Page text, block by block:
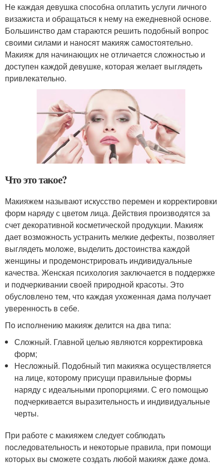
Не каждая девушка способна оплатить услуги личного
визажиста и обращаться к нему на ежедневной основе.
Большинство дам стараются решить подобный вопрос
своими силами и наносят макияж самостоятельно.
Макияж для начинающих не отличается сложностью и
доступен каждой девушке, которая желает выглядеть
привлекательно.
Что это такое?
Макияжем называют искусство перемен и корректировки
форм наряду с цветом лица. Действия производятся за
счет декоративной косметической продукции. Макияж
дает возможность устранить мелкие дефекты, позволяет
выглядеть моложе, выделить достоинства каждой
женщины и продемонстрировать индивидуальные
качества. Женская психология заключается в поддержке
и подчеркивании своей природной красоты. Это
обусловлено тем, что каждая ухоженная дама получает
уверенность в себе.
По исполнению макияж делится на два типа:
Сложный. Главной целью являются корректировка
форм;
Несложный. Подобный тип макияжа осуществляется
на лице, которому присущи правильные формы
наряду с идеальными пропорциями. С его помощью
подчеркивается выразительность и индивидуальные
черты.
При работе с макияжем следует соблюдать
последовательность и некоторые правила, при помощи
которых вы сможете создать любой макияж даже дома.